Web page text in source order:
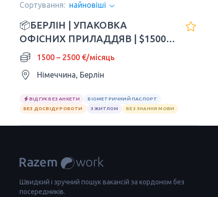
Сортування: найновіші
📦БЕРЛІН | УПАКОВКА
ОФІСНИХ ПРИЛАДДЯВ | $1500–
25001500 – 2500 €/місяць
Німеччина, Берлін
ВІДГУК БЕЗ АНКЕТИ
БІОМЕТРИЧНИЙ ПАСПОРТ
БЕЗ ДОСВІДУ РОБОТИ
З ЖИТЛОМ БЕЗ ЗНАННЯ МОВИ
Швидкий і зручний пошук вакансій за кордоном без
посередників.